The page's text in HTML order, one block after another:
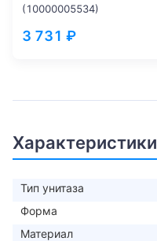
(10000005534)
3 731 ₽
Характеристики
Тип унитаза
Форма
Материал